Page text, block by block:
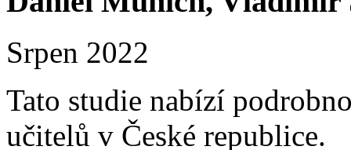
Srpen 2022
Tato studie nabízí
učitelů v České republice.